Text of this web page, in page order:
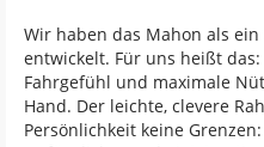
Wir haben das Mahon als ein
entwickelt. Für uns heißt
Fahrgefühl und maximale
Hand. Der leichte, clevere
Persönlichkeit keine